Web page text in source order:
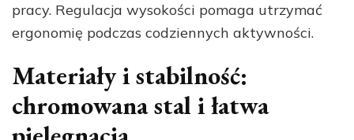
pracy. Regulacja wysokości pomaga utrzymać
ergonomię podczas codziennych aktywności.
Materiały i stabilność:
chromowana stal i łatwa